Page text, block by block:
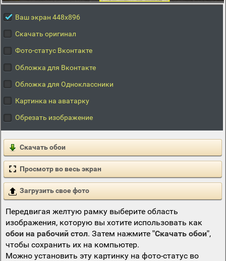
Ваш экран 448x896
Скачать оригинал
Фото-статус Вконтакте
Обложка для Вконтакте
Обложка для Одноклассники
Картинка на аватарку
Обрезать изображение
Скачать обои
Просмотр во весь экран
Загрузить свое фото
Передвигая желтую рамку выберите область
изображения, которую вы хотите использовать как
обои на рабочий стол. Затем нажмите "Скачать обои",
чтобы сохранить их на компьютер.
Можно установить эту картинку на фото-статус во